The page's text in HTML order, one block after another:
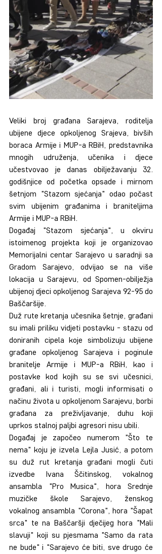
Veliki broj građana Sarajeva, roditelja
ubijene djece opkoljenog Srajeva, bivših
boraca Armije i MUP-a RBiH, predstavnika
mnogih udruženja, učenika i djece
učestvovao je danas obilježavanju 32.
godišnjice od početka opsade i mirnom
šetnjom "Stazom sjećanja" odao počast
svim ubijenim građanima i braniteljima
Armije i MUP-a RBiH.
Događaj "Stazom sjećanja", u okviru
istoimenog projekta koji je organizovao
Memorijalni centar Sarajevo u saradnji sa
Gradom Sarajevo, odvijao se na više
lokacija u Sarajevu, od Spomen-obilježja
ubijenoj djeci opkoljenog Sarajeva 92-95 do
Baščaršije.
Duž rute kretanja učesnika šetnje, građani
su imali priliku vidjeti postavku - stazu od
doniranih cipela koje simbolizuju ubijene
građane opkoljenog Sarajeva i poginule
branitelje Armije i MUP-a RBiH, kao i
postavke kod kojih su se svi učesnici,
građani, ali i turisti, mogli informisati o
načinu života u opkoljenom Sarajevu, borbi
građana za preživljavanje, duhu koji
uprkos stalnoj paljbi agresori nisu ubili.
Događaj je započeo numerom "Što te
nema" koju je izvela Lejla Jusić, a potom
su duž rut kretanja građani mogli čuti
izvedbe Ivana Ščitinskog, vokalnog
ansambla "Pro Musica", hora Srednje
muzičke škole Sarajevo, ženskog
vokalnog ansambla "Corona", hora "Šapat
srca" te na Baščaršji dječijeg hora "Mali
slavuji" koji su pjesmama "Samo da rata
ne bude" i "Sarajevo će biti, sve drugo će